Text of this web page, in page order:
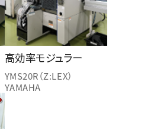
高効率モジュラー
YMS20R（Z:LEX）
YAMAHA